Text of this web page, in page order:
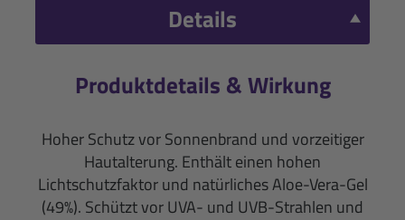
Details
Produktdetails & Wirkung
Hoher Schutz vor Sonnenbrand und vorzeitiger
Hautalterung. Enthält einen hohen
Lichtschutzfaktor und natürliches Aloe-Vera-Gel
(49%). Schützt vor UVA- und UVB-Strahlen und